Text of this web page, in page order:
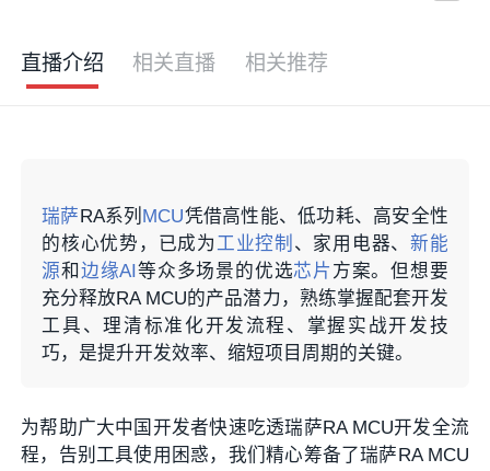
直播介绍 相关直播 相关推荐
瑞萨 RA系列 MCU凭借高性能、低功耗、高安全性
的核心优势，已成为工业控制 、家用电器、新能
源和 边缘AI 等众多场景的优选芯片 方案。但想要
充分释放RA MCU的产品潜力，熟练掌握配套开发
工具、理清标准化开发流程、掌握实战开发技
巧，是提升开发效率、缩短项目周期的关键。
为帮助广大中国开发者快速吃透瑞萨RA MCU开发全流
程，告别工具使用困惑，我们精心筹备了瑞萨RA MCU